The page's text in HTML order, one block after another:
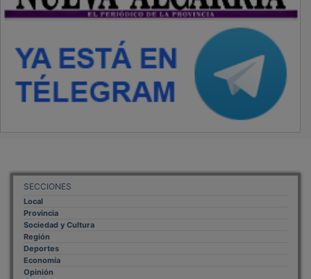
SECCIONES
Local
Provincia
Sociedad y Cultura
Región
Deportes
Economía
Opinión